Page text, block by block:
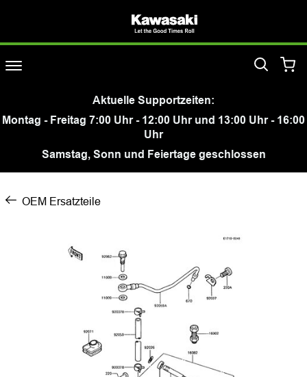
Aktuelle Supportzeiten:
Montag - Freitag 7:00 Uhr - 12:00 Uhr und 13:00 Uhr - 16:00
Uhr
Samstag, Sonn und Feiertage geschlossen
OEM Ersatzteile